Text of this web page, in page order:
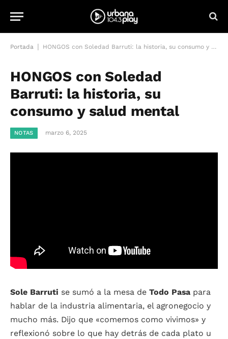
Portada HONGOS con Soledad Barruti: la historia, su consumo y salud mental
HONGOS con Soledad
Barruti: la historia, su
consumo y salud mental
NOTAS marzo 6, 2025
Sole Barruti se sumó a la mesa de Todo Pasa para
hablar de la industria alimentaria, el agronegocio y
mucho más. Dijo que «comemos como vivimos» y
reflexionó sobre lo que hay detrás de cada plato u